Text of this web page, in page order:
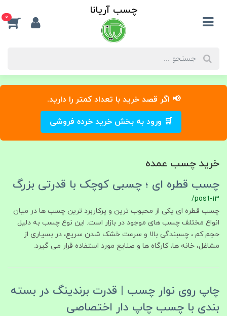
📢 اگر قصد خرید با تعداد کمتر را دارید.
🛒 ورود به بخش خرید خرده فروشی
چسب آریانا 0
خرید چسب عمده
چسب قطره‌ ای ؛ چسبی کوچک با قدرتی بزرگ
/post-13
چسب قطره‌ ای یکی از محبوب‌ ترین و پرکاربرد ترین چسب‌ ها در میان
انواع مختلف چسب‌ های موجود در بازار است. این نوع چسب به دلیل
حجم کم ، چسبندگی بالا و سرعت خشک شدن سریع، در بسیاری از
مشاغل، خانه‌ ها، کارگاه‌ ها و صنایع مورد استفاده قرار می‌ گیرد.
چاپ روی نوار چسب | قدرت برندینگ در بسته‌
بندی با چسب چاپ‌ دار اختصاصی